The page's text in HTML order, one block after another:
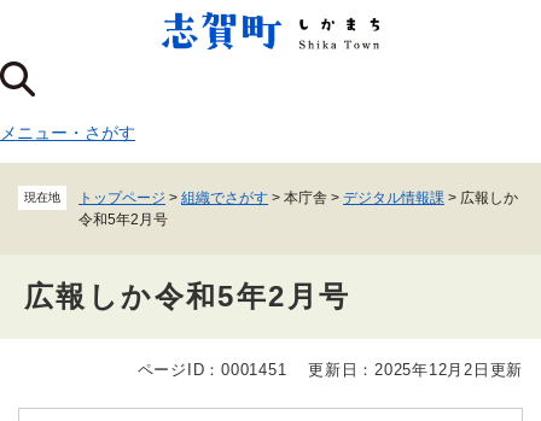
ジ
の
頭
で
メニューを飛ばして本文へ
メニュー ・ さがす
現在地 トップページ > 組織でさがす > 本庁舎 > デジタル情報課 > 広報しか
令和5年2月号
広報しか令和5年2月号
文
ページID：0001451 更新日：2025年12月2日更新